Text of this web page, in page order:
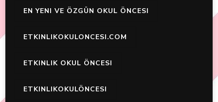
EN YENI VE ÖZGÜN OKUL ÖNCESI
ETKINLIKOKULONCESI.COM
ETKINLIK OKUL ÖNCESI
ETKINLIKOKULÖNCESI